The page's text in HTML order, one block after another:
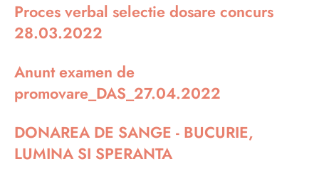
Proces verbal selectie dosare concurs
28.03.2022
Anunt examen de
promovare_DAS_27.04.2022
DONAREA DE SANGE - BUCURIE,
LUMINA SI SPERANTA